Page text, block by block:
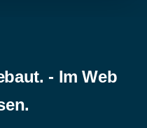
- Im Web